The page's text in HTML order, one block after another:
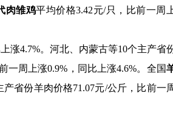
肉雏鸡平均价格3.42元/只，比前一周
上涨4.7%。河北、内蒙古等10个主产省
一周上涨0.9% ，同比上涨4.6%。全国
产省份羊肉价格71.07元/公斤，比前一